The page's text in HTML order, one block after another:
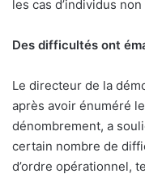
les cas d’individus
Des difficultés ont
Le directeur de la
après avoir énuméré
dénombrement, a
certain nombre de
d’ordre opérationnel,